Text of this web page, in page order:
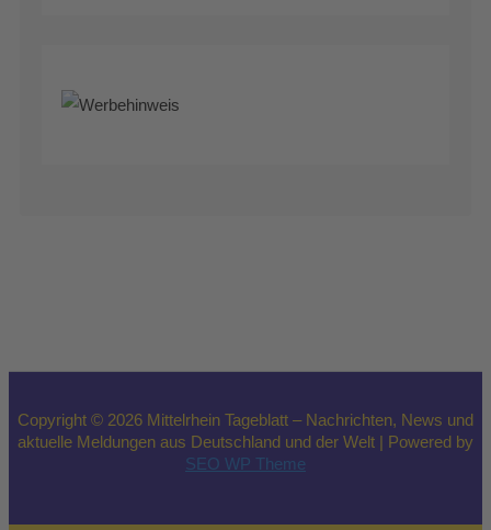
Copyright © 2026 Mittelrhein Tageblatt – Nachrichten, News und
aktuelle Meldungen aus Deutschland und der Welt | Powered by
SEO WP Theme